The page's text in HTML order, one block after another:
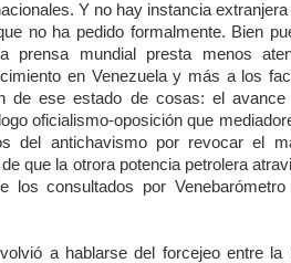
Y no hay instancia
no ha pedido formalmente. Bien
prensa mundial presta menos
en Venezuela y más a los
de ese estado de cosas: el
oficialismo-oposición que
del antichavismo por revocar el
que la otrora potencia petrolera
los consultados por
a hablarse del forcejeo entre la